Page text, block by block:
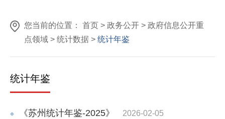
您当前的位置： 首页 > 政务公开 > 政府信息公开重
点领域 > 统计数据 > 统计年鉴
统计年鉴
《苏州统计年鉴-2025》 2026-02-05